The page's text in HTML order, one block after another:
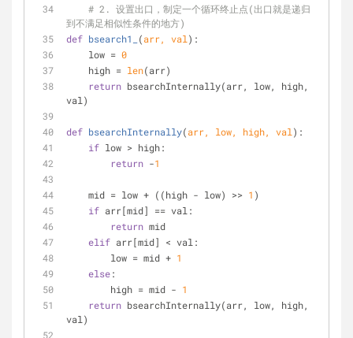
# 2. 设置出口，制定一个循环终止点(出口就是递归
到不满足相似性条件的地方)
def bsearch1_ (arr, val ):
    low =
0
    high =
len(arr)
return bsearchInternally(arr, low, high,
val)
def bsearchInternally(arr, low, high, val ):
if low > high:
return -1
    mid = low + ((high - low) >>
1 )
if arr[mid] == val:
return mid
elif arr[mid] < val:
        low = mid +
1
else:
        high = mid -
1
return bsearchInternally(arr, low, high,
val)